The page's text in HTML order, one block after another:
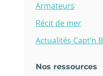
Armateurs
Récit de mer
Actualités Capt’n
Nos ressources